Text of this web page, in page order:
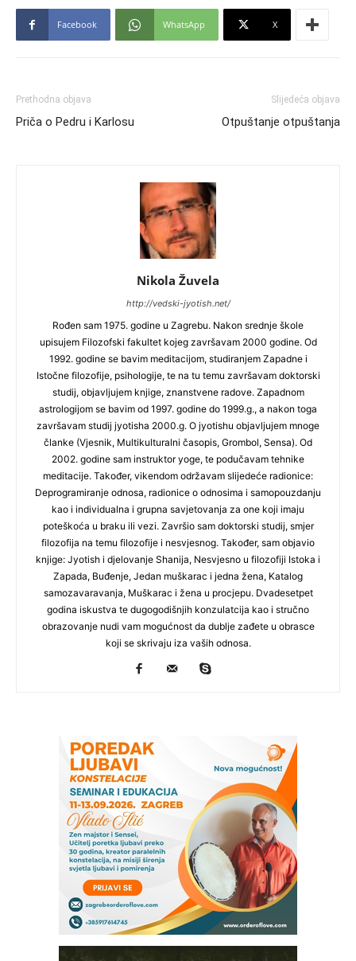
Facebook WhatsApp X
Prethodna objava
Priča o Pedru i Karlosu
Slijedeća objava
Otpuštanje otpuštanja
Nikola Žuvela
http://vedski-jyotish.net/
Rođen sam 1975. godine u Zagrebu. Nakon srednje škole
upisujem Filozofski fakultet kojeg završavam 2000 godine. Od
1992. godine se bavim meditacijom, studiranjem Zapadne i
Istočne filozofije, psihologije, te na tu temu završavam doktorski
studij, objavljujem knjige, znanstvene radove. Zapadnom
astrologijom se bavim od 1997. godine do 1999.g., a nakon toga
završavam studij jyotisha 2000.g. O jyotishu objavljujem mnoge
članke (Vjesnik, Multikulturalni časopis, Grombol, Sensa). Od
2002. godine sam instruktor yoge, te podučavam tehnike
meditacije. Također, vikendom održavam slijedeće radionice:
Deprogramiranje odnosa, radionice o odnosima i samopouzdanju
kao i individualna i grupna savjetovanja za one koji imaju
poteškoća u braku ili vezi. Završio sam doktorski studij, smjer
filozofija na temu filozofije i nesvjesnog. Također, sam objavio
knjige: Jyotish i djelovanje Shanija, Nesvjesno u filozofiji Istoka i
Zapada, Buđenje, Jedan muškarac i jedna žena, Katalog
samozavaravanja, Muškarac i žena u procjepu. Dvadesetpet
godina iskustva te dugogodišnjih konzulatcija kao i stručno
obrazovanje nudi vam mogućnost da dublje zađete u obrasce
koji se skrivaju iza vaših odnosa.